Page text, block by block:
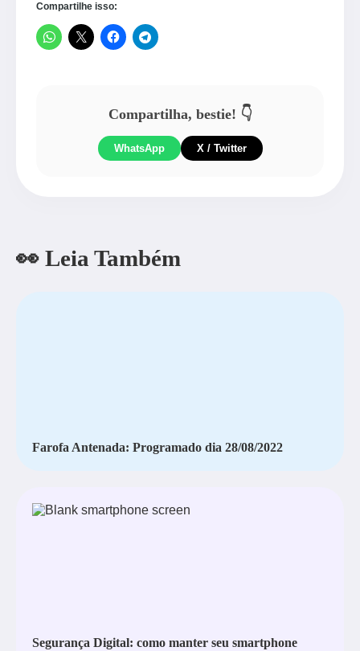
Compartilhe isso:
Compartilha, bestie! 👇
WhatsApp X / Twitter
👀 Leia Também
Farofa Antenada: Programado dia 28/08/2022
Segurança Digital: como manter seu smartphone